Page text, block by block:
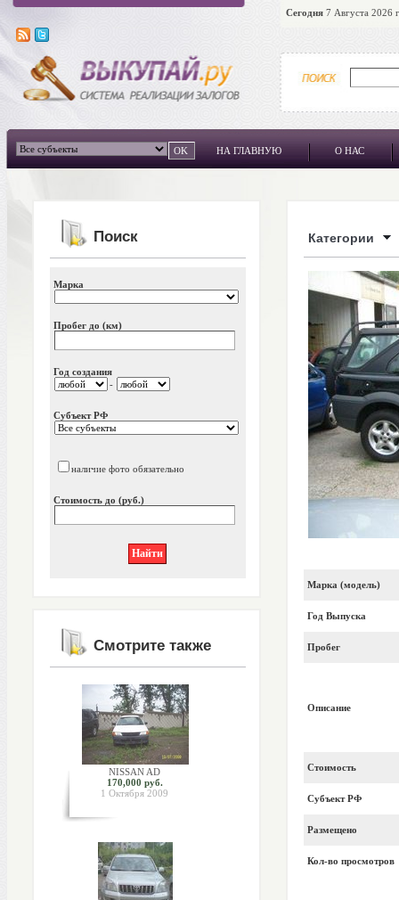
Сегодня 7 Августа 2026
НА ГЛАВНУЮ О НАС
Поиск
Марка
Пробег до (км)
Год создания
-
Субъект РФ
наличие фото обязательно
Стоимость до (руб.)
Смотрите также
NISSAN AD
170,000 руб.
1 Октября 2009
Категории
Марка (модель)
Год Выпуска
Пробег
Описание
Стоимость
Субъект РФ
Размещено
Кол-во просмотров